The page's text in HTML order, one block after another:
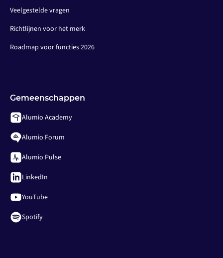
Veelgestelde vragen
Richtlijnen voor het merk
Roadmap voor functies 2026
Gemeenschappen
Alumio Academy
Alumio Forum
Alumio Pulse
LinkedIn
YouTube
Spotify